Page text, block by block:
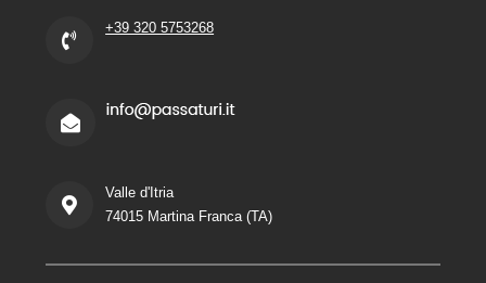
+39 320 5753268
Valle d'Itria
74015 Martina Franca (TA)